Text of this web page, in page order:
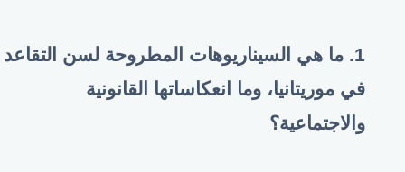
1. ما هي السيناريوهات المطروحة لسن التقاعد
في موريتانيا، وما انعكاساتها القانونية
والاجتماعية؟